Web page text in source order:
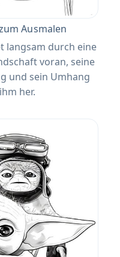
Ausmalen
langsam durch eine
voran, seine
und sein Umhang
her.